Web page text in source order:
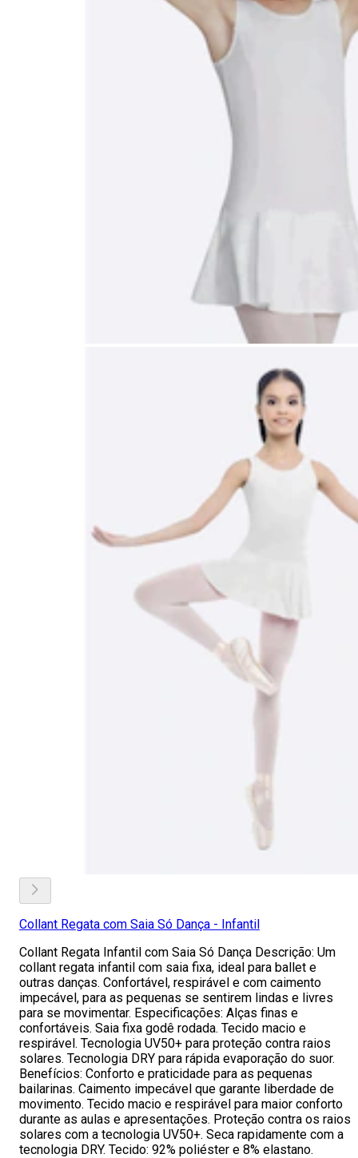
Collant Regata com Saia Só Dança - Infantil
Collant Regata Infantil com Saia Só Dança Descrição: Um
collant regata infantil com saia fixa, ideal para ballet e
outras danças. Confortável, respirável e com caimento
impecável, para as pequenas se sentirem lindas e livres
para se movimentar. Especificações: Alças finas e
confortáveis. Saia fixa godê rodada. Tecido macio e
respirável. Tecnologia UV50+ para proteção contra raios
solares. Tecnologia DRY para rápida evaporação do suor.
Benefícios: Conforto e praticidade para as pequenas
bailarinas. Caimento impecável que garante liberdade de
movimento. Tecido macio e respirável para maior conforto
durante as aulas e apresentações. Proteção contra os raios
solares com a tecnologia UV50+. Seca rapidamente com a
tecnologia DRY. Tecido: 92% poliéster e 8% elastano.